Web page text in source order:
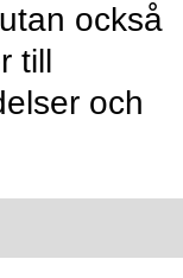
också
till
och